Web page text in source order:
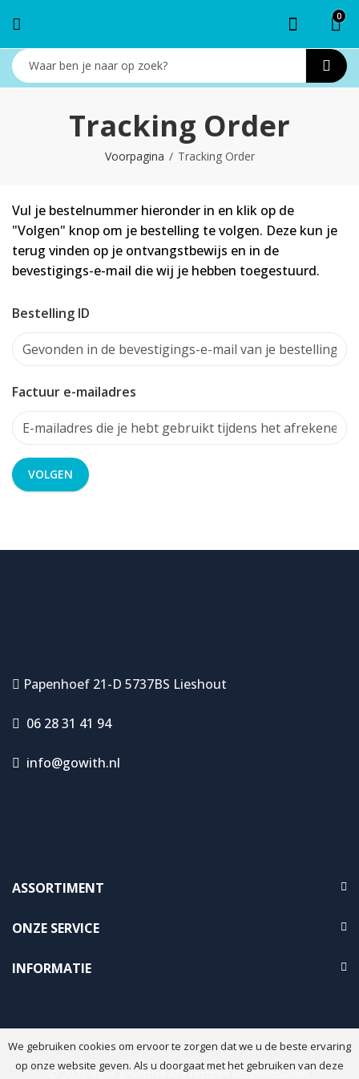
0
Tracking Order
Voorpagina Tracking Order
Vul je bestelnummer hieronder in en klik op de
"Volgen" knop om je bestelling te volgen. Deze kun je
terug vinden op je ontvangstbewijs en in de
bevestigings-e-mail die wij je hebben toegestuurd.
Bestelling ID
Factuur e-mailadres
VOLGEN
Papenhoef 21-D 5737BS Lieshout
06 28 31 41 94
info@gowith.nl
ASSORTIMENT
ONZE SERVICE
INFORMATIE
© 2026 doorgowith.nlAlle rechten voorbehouden.
We gebruiken cookies om ervoor te zorgen dat we u de beste ervaring
op onze website geven. Als u doorgaat met het gebruiken van deze